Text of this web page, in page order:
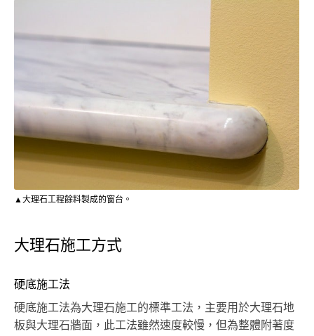
▲大理石工程餘料製成的窗台。
大理石施工方式
硬底施工法
硬底施工法為大理石施工的標準工法，主要用於大理石地
板與大理石牆面，此工法雖然速度較慢，但為整體附著度